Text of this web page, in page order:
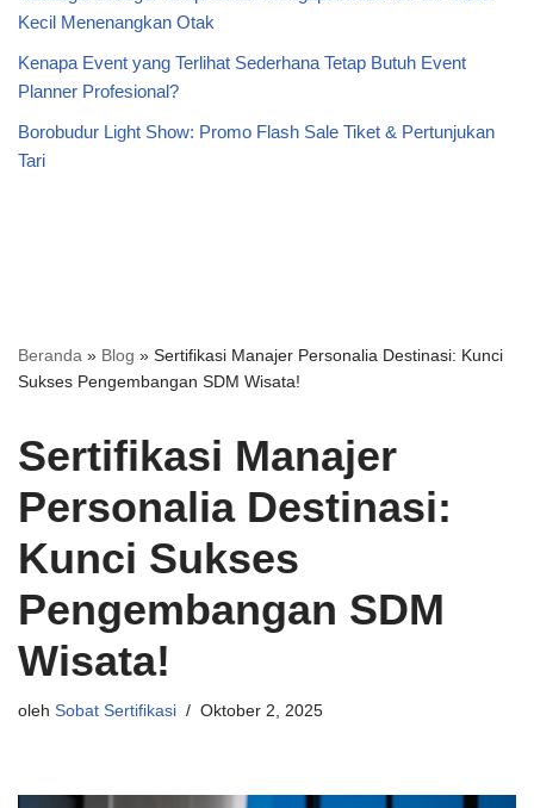
Kecil Menenangkan Otak
Kenapa Event yang Terlihat Sederhana Tetap Butuh Event
Planner Profesional?
Borobudur Light Show: Promo Flash Sale Tiket & Pertunjukan
Tari
Beranda » Blog » Sertifikasi Manajer Personalia Destinasi: Kunci
Sukses Pengembangan SDM Wisata!
Sertifikasi Manajer
Personalia Destinasi:
Kunci Sukses
Pengembangan SDM
Wisata!
oleh Sobat Sertifikasi Oktober 2, 2025